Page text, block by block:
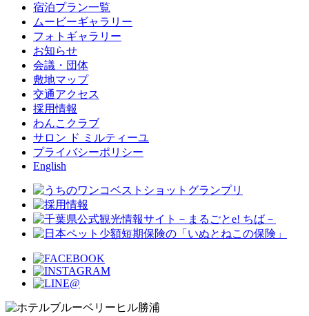
宿泊プラン一覧
ムービーギャラリー
フォトギャラリー
お知らせ
会議・団体
敷地マップ
交通アクセス
採用情報
わんこクラブ
サロン ド ミルティーユ
プライバシーポリシー
English